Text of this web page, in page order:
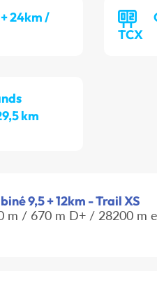
24km /
TCX
km
9,5 + 12km - Trail XS
m / 670 m D+ / 28200 m